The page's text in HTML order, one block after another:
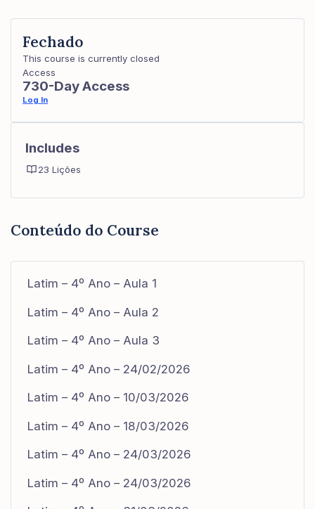
Conteúdo do Course
Latim – 4º Ano – Aula 1
Latim – 4º Ano – Aula 2
Latim – 4º Ano – Aula 3
Latim – 4º Ano – 24/02/2026
Latim – 4º Ano – 10/03/2026
Latim – 4º Ano – 18/03/2026
Latim – 4º Ano – 24/03/2026
Latim – 4º Ano – 24/03/2026
Fechado
This course is currently closed
Access
730-Day Access
Log In
Includes
23 Lições